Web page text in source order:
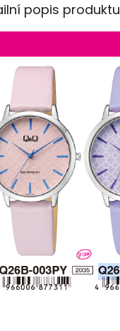
popis produktu